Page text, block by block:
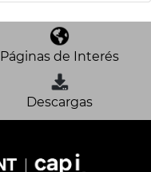
Páginas de Interés
Descargas